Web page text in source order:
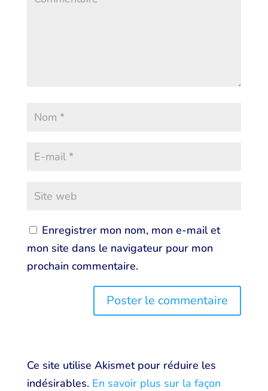
Enregistrer mon nom, mon e-mail et
mon site dans le navigateur pour mon
prochain commentaire.
Ce site utilise Akismet pour réduire les
indésirables. En savoir plus sur la façon